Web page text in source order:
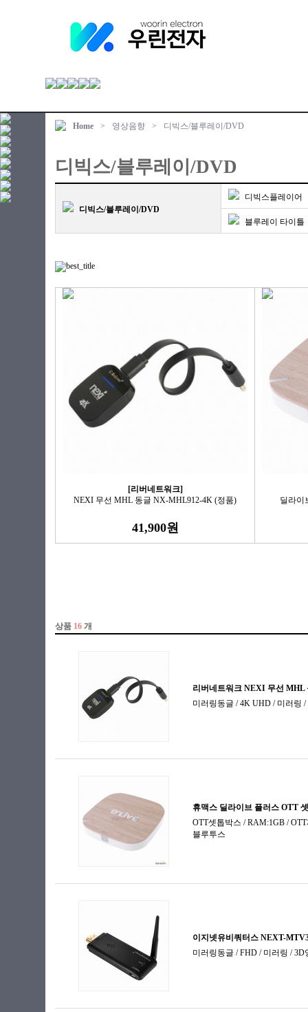
Home > 영상음향 > 디빅스/블루레이/DVD
디빅스/블루레이/DVD
디빅스/블루레이/DVD
디빅스플레이어
블루레이 타이틀
[리버네트워크]
NEXI 무선 MHL 동글 NX-MHL912-4K (정품)
41,900원
딜라이